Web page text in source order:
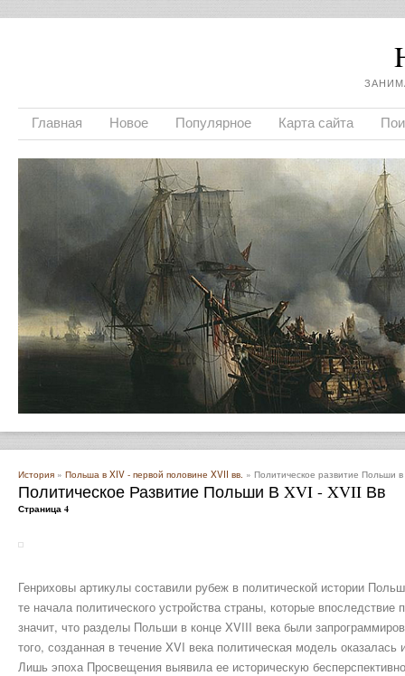
Главная Новое Популярное Карта сайта
История » Польша в XIV - первой половине XVII вв. » Политическое развитие Польши
Политическое Развитие Польши В XVI - XVII Вв
Страница 4
Генриховы артикулы составили рубеж в политической истории
те начала политического устройства страны, которые
значит, что разделы Польши в конце XVIII века были
того, созданная в течение XVI века политическая модель
Лишь эпоха Просвещения выявила ее историческую